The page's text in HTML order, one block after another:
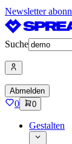
Newsletter
Suche
Abmelden
0 0
Gestalten